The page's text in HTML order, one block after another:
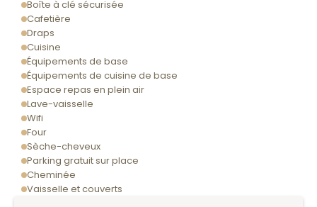
Boîte à clé sécurisée
Cafetière
Draps
Cuisine
Équipements de base
Équipements de cuisine de base
Espace repas en plein air
Lave-vaisselle
Wifi
Four
Sèche-cheveux
Parking gratuit sur place
Cheminée
Vaisselle et couverts